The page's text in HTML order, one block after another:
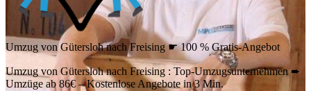
Umzug von Gütersloh nach Freising ☛ 100 % Gratis-Angebot
Umzug von Gütersloh nach Freising : Top-Umzugsunternehmen ➨
Umzüge ab 86€ – Kostenlose Angebote in 3 Min.